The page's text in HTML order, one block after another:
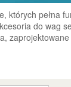
których pełna
do wag